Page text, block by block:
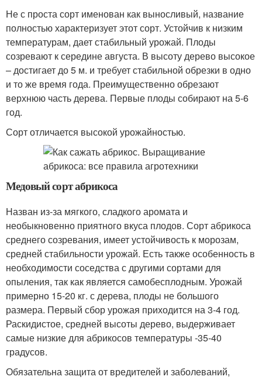
Не с проста сорт именован как выносливый, название
полностью характеризует этот сорт. Устойчив к низким
температурам, дает стабильный урожай. Плоды
созревают к середине августа. В высоту дерево высокое
– достигает до 5 м. и требует стабильной обрезки в одно
и то же время года. Преимущественно обрезают
верхнюю часть дерева. Первые плоды собирают на 5-6
год.
Сорт отличается высокой урожайностью.
Медовый сорт абрикоса
Назван из-за мягкого, сладкого аромата и
необыкновенно приятного вкуса плодов. Сорт абрикоса
среднего созревания, имеет устойчивость к морозам,
средней стабильности урожай. Есть также особенность в
необходимости соседства с другими сортами для
опыления, так как является самобесплодным. Урожай
примерно 15-20 кг. с дерева, плоды не большого
размера. Первый сбор урожая приходится на 3-4 год.
Раскидистое, средней высоты дерево, выдерживает
самые низкие для абрикосов температуры -35-40
градусов.
Обязательна защита от вредителей и заболеваний,